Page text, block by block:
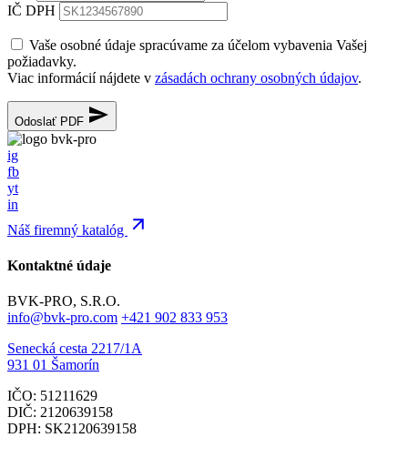
IČ DPH
Vaše osobné údaje spracúvame za účelom vybavenia Vašej
požiadavky.
Viac informácií nájdete v zásadách ochrany osobných údajov.
Odoslať PDF
ig
fb
yt
in
Náš firemný katalóg
Kontaktné údaje
BVK-PRO, S.R.O.
info@bvk-pro.com +421 902 833 953
Senecká cesta 2217/1A
931 01 Šamorín
IČO: 51211629
DIČ: 2120639158
DPH: SK2120639158